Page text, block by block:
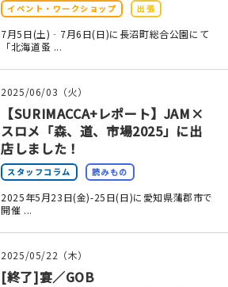
イベント・ワークショップ 出張
7月5日(土)‐7月6日(日)に長沼町総合公園にて
「北海道蚤 ...
2025/06/03（火）
【SURIMACCA+レポート】JAM×
スロメ「森、道、市場2025」に出
店しました！
スタッフコラム 読みもの
2025年5月23日(金)-25日(日)に愛知県蒲郡市で
開催 ...
2025/05/22（木）
[終了]宴／GOB